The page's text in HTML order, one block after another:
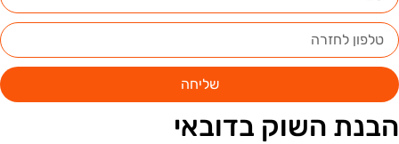
שליחה
השוק בדובאי